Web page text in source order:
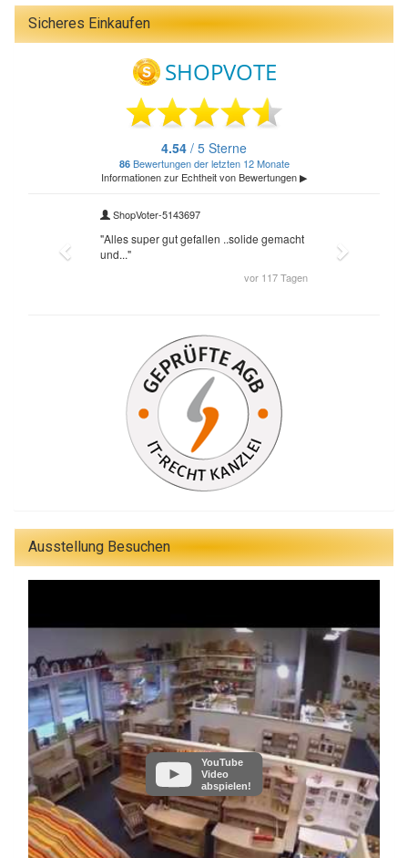
Sicheres Einkaufen
Ausstellung Besuchen
YouTube
Video
abspielen!